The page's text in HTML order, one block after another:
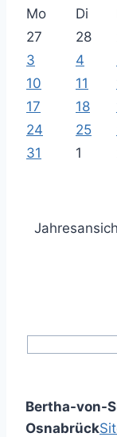
Mo Di
27
28
3
4
10
11
17
18
24
25
31
1
Bertha-von-
Osnabrück